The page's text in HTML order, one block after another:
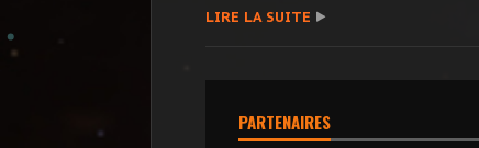
LIRE LA SUITE
PARTENAIRES